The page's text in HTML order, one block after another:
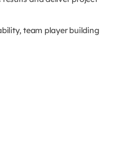
team player building